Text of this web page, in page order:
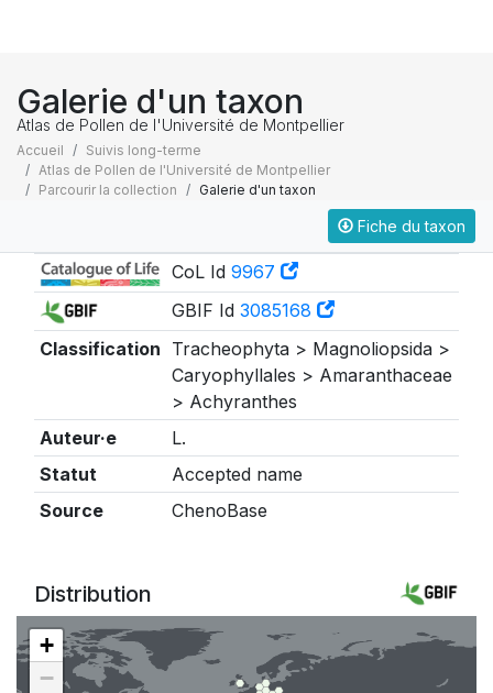
Galerie d'un taxon
Atlas de Pollen de l'Université de Montpellier
Accueil
Suivis long-terme
Atlas de Pollen de l'Université de Montpellier
Parcourir la collection
Galerie d'un taxon
Fiche du taxon
CoL Id 9967
GBIF Id 3085168
Classification Tracheophyta > Magnoliopsida >
Caryophyllales > Amaranthaceae
> Achyranthes
Auteur·e
L.
Statut
Accepted name
Source
ChenoBase
Distribution
+
−